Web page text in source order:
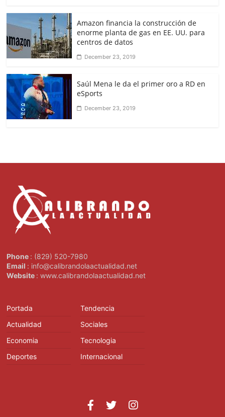
Amazon financia la construcción de
enorme planta de gas en EE. UU. para
centros de datos
December 23, 2019
Saúl Mena le da el primer oro a RD en
eSports
December 23, 2019
Phone : (829) 520-7980
Email : info@calibrandolaactualidad.net
Website : www.calibrandolaactualidad.net
Portada
Actualidad
Economia
Deportes
Tendencia
Sociales
Tecnologia
Internacional